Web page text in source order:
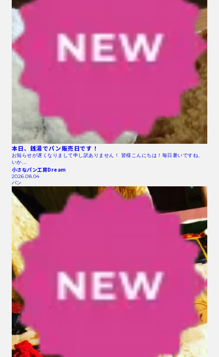
本日、銭湯でパン販売日です！
お知らせが遅くなりまして申し訳ありません！ 皆様こんにちは！毎日暑いですね、
いか…
小さなパン工房Dream
2026.08.04
パン